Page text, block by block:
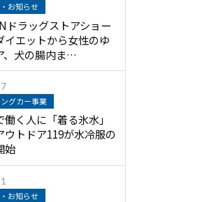
お知らせ
ドラッグストアショー
イエットから女性のゆ
、犬の腸内ま…
グカー事業
働く人に「着る氷水」
トドア119が水冷服の
始
お知らせ